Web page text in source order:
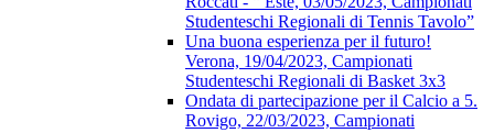
Studenteschi Regionali di Tennis Tavolo”
Una buona esperienza per il futuro!
Verona, 19/04/2023, Campionati
Studenteschi Regionali di Basket 3x3
Ondata di partecipazione per il Calcio a 5.
Rovigo, 22/03/2023, Campionati